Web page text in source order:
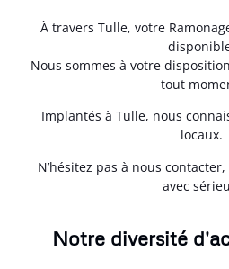
À travers Tulle, votre
Nous sommes à votre
tout
Implantés à Tulle, nous
locaux.
N’hésitez pas à nous
avec
Notre diversité